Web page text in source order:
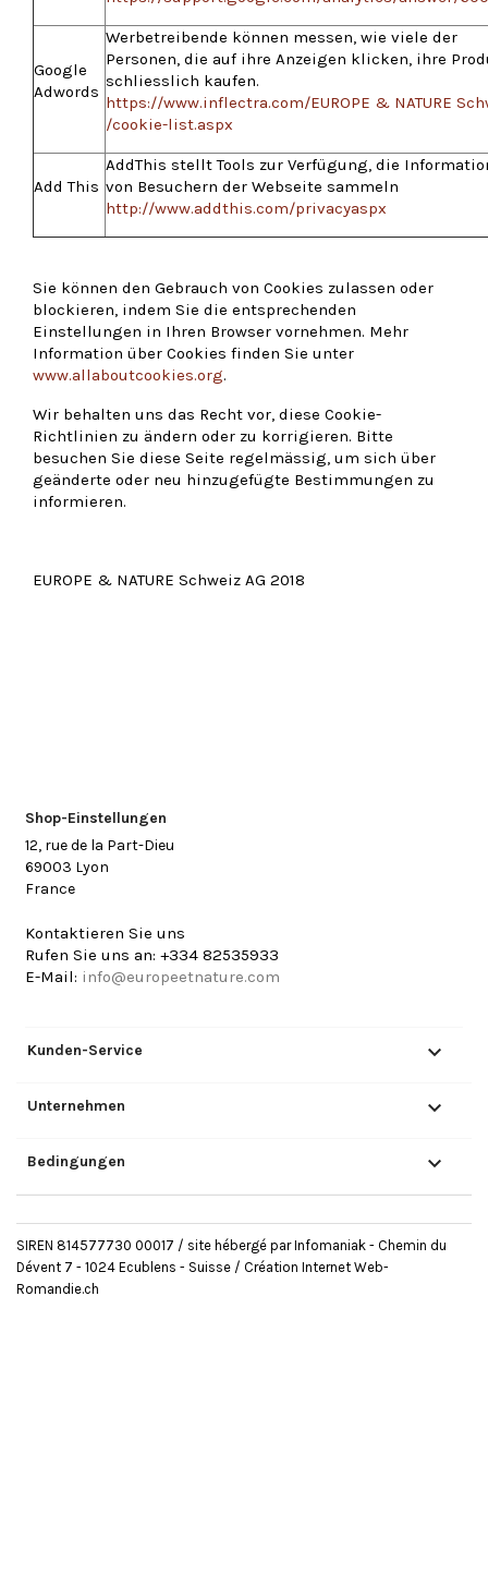
Google
Adwords
Werbetreibende können messen, wie viele der
Personen, die auf ihre Anzeigen klicken, ihre
schliesslich kaufen.
https://www.inflectra.com/EUROPE & NATURE
/cookie-list.aspx
Add This
AddThis stellt Tools zur Verfügung, die
von Besuchern der Webseite sammeln
http://www.addthis.com/privacyaspx
Sie können den Gebrauch von Cookies zulassen oder
blockieren, indem Sie die entsprechenden
Einstellungen in Ihren Browser vornehmen. Mehr
Information über Cookies finden Sie unter
www.allaboutcookies.org.
Wir behalten uns das Recht vor, diese Cookie-
Richtlinien zu ändern oder zu korrigieren. Bitte
besuchen Sie diese Seite regelmässig, um sich über
geänderte oder neu hinzugefügte Bestimmungen zu
informieren.
EUROPE & NATURE Schweiz AG 2018
Shop-Einstellungen
12, rue de la Part-Dieu
69003 Lyon
France
Kontaktieren Sie uns
Rufen Sie uns an: +334 82535933
E-Mail: info@europeetnature.com
Kunden-Service 
Unternehmen 
Bedingungen 
SIREN 814577730 00017 / site hébergé par Infomaniak - Chemin du
Dévent 7 - 1024 Ecublens - Suisse / Création Internet Web-
Romandie.ch